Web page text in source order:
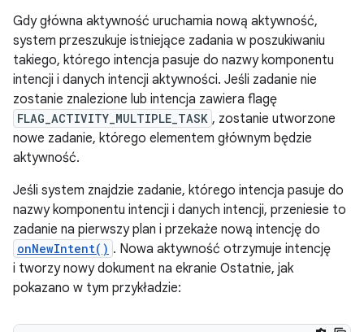
Gdy główna aktywność uruchamia nową aktywność,
system przeszukuje istniejące zadania w poszukiwaniu
takiego, którego intencja pasuje do nazwy komponentu
intencji i danych intencji aktywności. Jeśli zadanie nie
zostanie znalezione lub intencja zawiera flagę
FLAG_ACTIVITY_MULTIPLE_TASK , zostanie utworzone
nowe zadanie, którego elementem głównym będzie
aktywność.
Jeśli system znajdzie zadanie, którego intencja pasuje do
nazwy komponentu intencji i danych intencji, przeniesie to
zadanie na pierwszy plan i przekaże nową intencję do
onNewIntent() . Nowa aktywność otrzymuje intencję
i tworzy nowy dokument na ekranie Ostatnie, jak
pokazano w tym przykładzie: